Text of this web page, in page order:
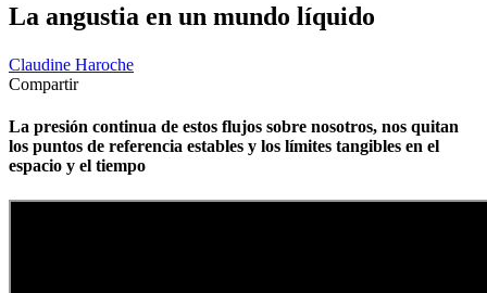
La angustia en un mundo líquido
Claudine Haroche
Compartir
La presión continua de estos flujos sobre nosotros, nos quitan
los puntos de referencia estables y los límites tangibles en el
espacio y el tiempo